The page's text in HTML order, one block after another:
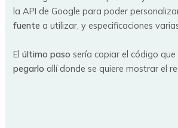
la API de Google para poder
fuente a utilizar, y especificaciones
Elúltimo paso sería copiar el código
pegarlo allí donde se quiere mostrar el